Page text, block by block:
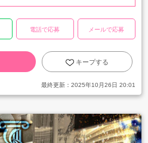
電話で応募 メールで応募
キープする
最終更新： 2025年10月26日 20:01